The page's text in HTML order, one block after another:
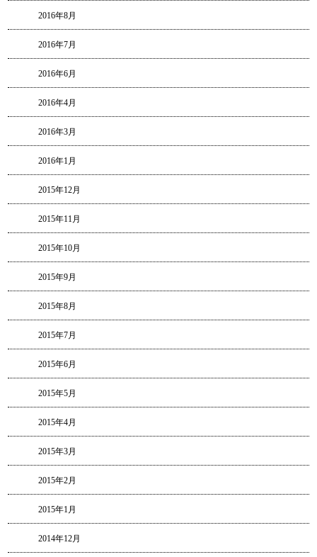
2016年8月
2016年7月
2016年6月
2016年4月
2016年3月
2016年1月
2015年12月
2015年11月
2015年10月
2015年9月
2015年8月
2015年7月
2015年6月
2015年5月
2015年4月
2015年3月
2015年2月
2015年1月
2014年12月